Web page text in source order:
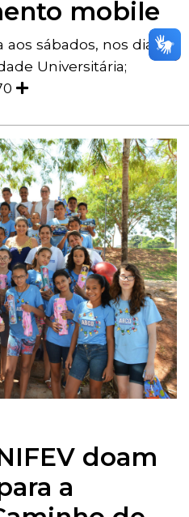
mobile
aos sábados, nos dias
Universitária;
doam
a